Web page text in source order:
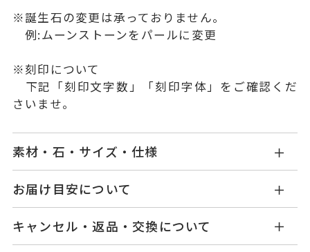
※誕生石の変更は承っておりません。
例:ムーンストーンをパールに変更
※刻印について
下記「刻印文字数」「刻印字体」をご確認くだ
さいませ。
素材・石・サイズ・仕様
品番
MC1404N001WDSR
素材
SV925
ダイヤモンド0.03ct
お届け目安について
せ。
キャンセル・返品・交換について